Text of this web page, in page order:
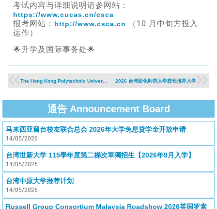
考试内容与详细说明请参网站：
https://www.cucas.cn/csca
报考网站： http://www.csca.cn
（10 月中旬方投入
运作）
🌟升学及国际事务处🌟
2026 台湾彰化师范大学校长推荐入学
通告 Announcement Board
马来西亚留台校友联合总会 2026年大学免息贷学金开放申请
14/05/2026
台湾世新大学 115學年度第二梯次單獨招生【2026年9月入学】
14/05/2026
台湾中原大学推荐计划
14/05/2026
Russell Group Consortium Malaysia Roadshow 2026英国罗素